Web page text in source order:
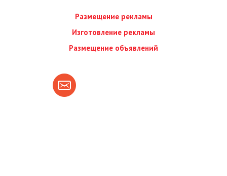
Размещение рекламы
Изготовление рекламы
Размещение объявлений